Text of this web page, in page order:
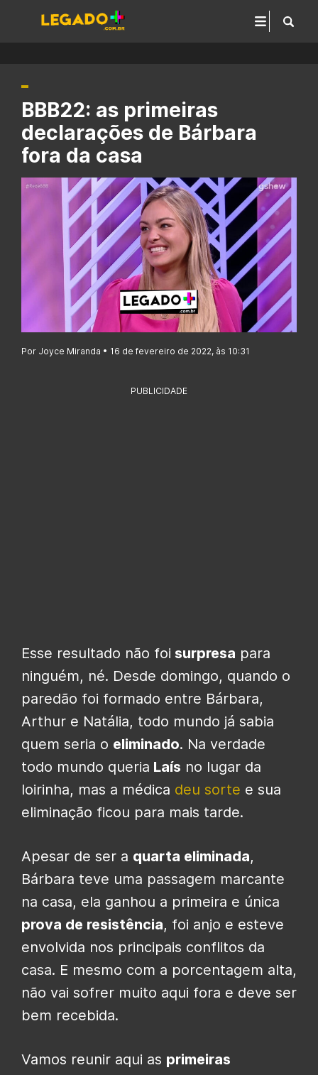
BBB22: as primeiras
declarações de Bárbara
fora da casa
Por Joyce Miranda • 16 de fevereiro de 2022, às 10:31
PUBLICIDADE
Esse resultado não foi surpresa para
ninguém, né. Desde domingo, quando o
paredão foi formado entre Bárbara,
Arthur e Natália, todo mundo já sabia
quem seria o eliminado. Na verdade
todo mundo queria Laís no lugar da
loirinha, mas a médica deu sorte e sua
eliminação ficou para mais tarde.
Apesar de ser a quarta eliminada,
Bárbara teve uma passagem marcante
na casa, ela ganhou a primeira e única
prova de resistência, foi anjo e esteve
envolvida nos principais conflitos da
casa. E mesmo com a porcentagem alta,
não vai sofrer muito aqui fora e deve ser
bem recebida.
Vamos reunir aqui as primeiras